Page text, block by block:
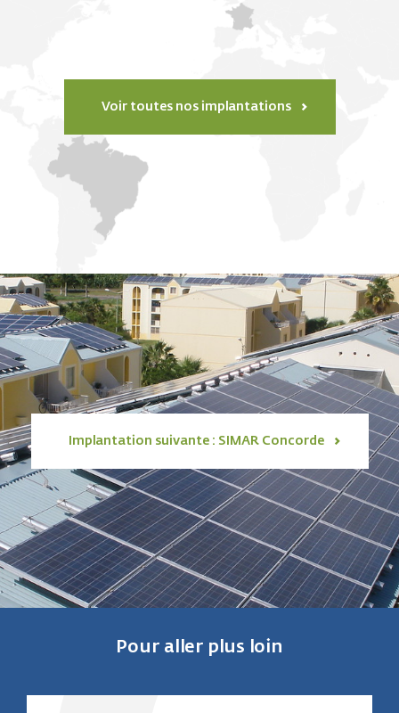
Voir toutes nos implantations
Implantation suivante : SIMAR Concorde
Pour aller plus loin